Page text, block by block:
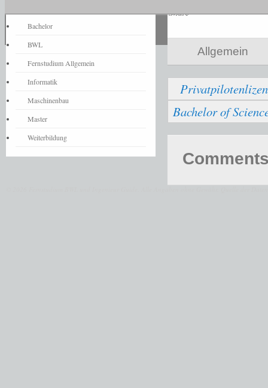
Share
Allgemein
Bachelor of
Bachelor
BWL
Fernstudium Allgemein
Informatik
Maschinenbau
Master
Weiterbildung